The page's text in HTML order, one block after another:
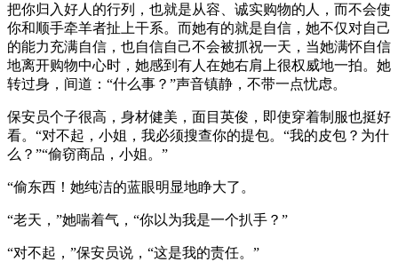
把你归入好人的行列，也就是从容、诚实购物的人，而不会使
你和顺手牵羊者扯上干系。而她有的就是自信，她不仅对自己
的能力充满自信，也自信自己不会被抓祝一天，当她满怀自信
地离开购物中心时，她感到有人在她右肩上很权威地一拍。她
转过身，间道：“什么事？”声音镇静，不带一点忧虑。
保安员个子很高，身材健美，面目英俊，即使穿着制服也挺好
看。“对不起，小姐，我必须搜查你的提包。“我的皮包？为什
么？”“偷窃商品，小姐。”
“偷东西！她纯洁的蓝眼明显地睁大了。
“老天，”她喘着气，“你以为我是一个扒手？”
“对不起，”保安员说，“这是我的责任。”